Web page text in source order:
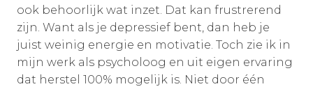
ook behoorlijk wat inzet. Dat kan frustrerend
zijn. Want als je depressief bent, dan heb je
juist weinig energie en motivatie. Toch zie ik in
mijn werk als psycholoog en uit eigen ervaring
dat herstel 100% mogelijk is. Niet door één